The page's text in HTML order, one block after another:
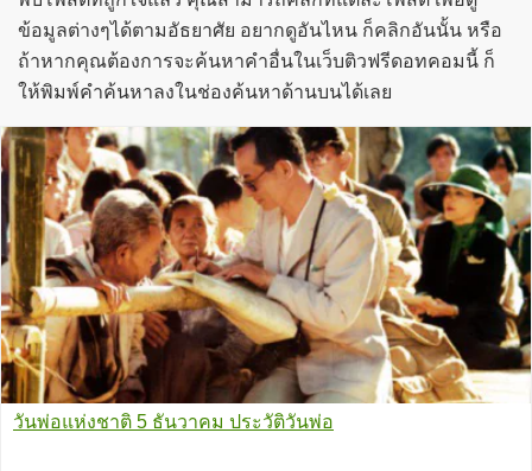
ข้อมูลต่างๆได้ตามอัธยาศัย อยากดูอันไหน ก็คลิกอันนั้น หรือ
ถ้าหากคุณต้องการจะค้นหาคำอื่นในเว็บติวฟรีดอทคอมนี้ ก็
ให้พิมพ์คำค้นหาลงในช่องค้นหาด้านบนได้เลย
วันพ่อแห่งชาติ 5 ธันวาคม ประวัติวันพ่อ